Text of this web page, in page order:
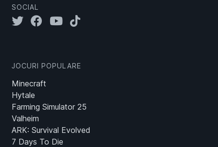
SOCIAL
JOCURI POPULARE
Minecraft
Hytale
Farming Simulator 25
Valheim
ARK: Survival Evolved
7 Days To Die